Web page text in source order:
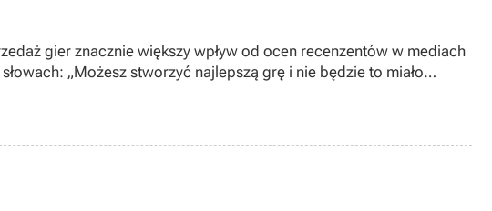
gier znacznie większy wpływ od ocen recenzentów w mediach
„Możesz stworzyć najlepszą grę i nie będzie to miało